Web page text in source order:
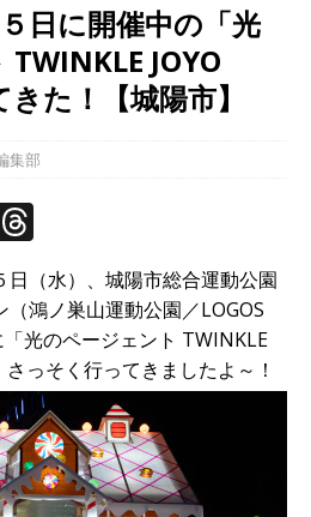
日に開催中の「光
JOYO
た！【城陽市】
集部
h
r
e
a
d
s
日（水）、城陽市総合運動公園
鴻ノ巣山運動公園／LOGOS
光のページェント TWINKLE
っそく行ってきましたよ～！